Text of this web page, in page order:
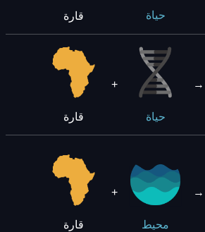
قارة حياة
قارة
+
حياة
→
قارة
+
محيط
→